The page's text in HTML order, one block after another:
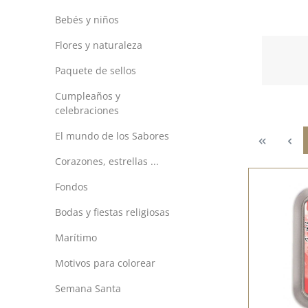
Bebés y niños
Flores y naturaleza
Paquete de sellos
Cumpleaños y
celebraciones
El mundo de los Sabores
Corazones, estrellas ...
Fondos
Bodas y fiestas religiosas
Marítimo
Motivos para colorear
Semana Santa